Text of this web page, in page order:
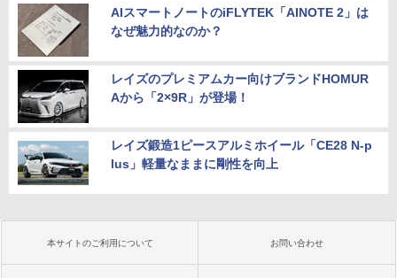
AIスマートノートのiFLYTEK「AINOTE 2」は
なぜ魅力的なのか？
レイズのプレミアムカー向けブランドHOMUR
Aから「2×9R」が登場！
レイズ鍛造1ピースアルミホイール「CE28 N-p
lus」軽量なままに剛性を向上
本サイトのご利用について お問い合わせ